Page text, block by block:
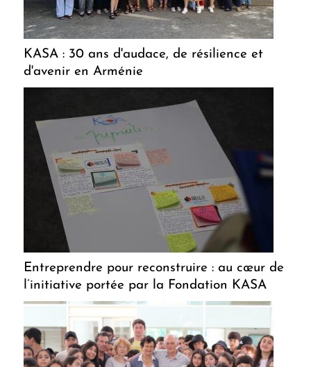
KASA : 30 ans d'audace, de résilience et
d'avenir en Arménie
Entreprendre pour reconstruire : au cœur de
l’initiative portée par la Fondation KASA